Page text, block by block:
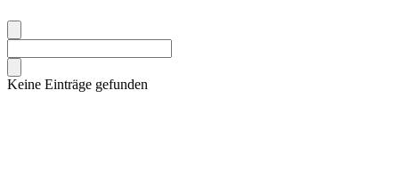
Keine Einträge gefunden